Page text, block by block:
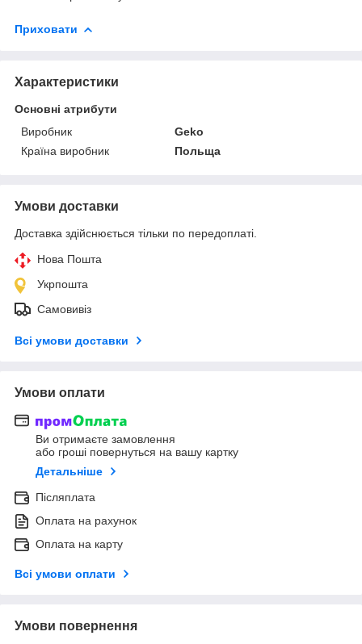
Приховати
Характеристики
Основні атрибути
Виробник
Geko
Країна виробник
Польща
Умови доставки
Доставка здійснюється тільки по передоплаті.
Нова Пошта
Укрпошта
Самовивіз
Всі умови доставки
Умови оплати
Ви отримаєте замовлення
або гроші повернуться на вашу картку
Детальніше
Післяплата
Оплата на рахунок
Оплата на карту
Всі умови оплати
Умови повернення